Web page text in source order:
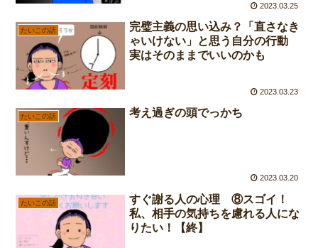
2023.03.25
たいこの話
完璧主義の思い込み？「直さなき
ゃいけない」と思う自分の行動
実はそのままでいいのかも
2023.03.23
たいこの話 考え過ぎの頭でっかち
2023.03.20
たいこの話
すぐ謝る人の心理 ⑧スゴイ！
私、相手の気持ちを慮れる人にな
りたい！【終】